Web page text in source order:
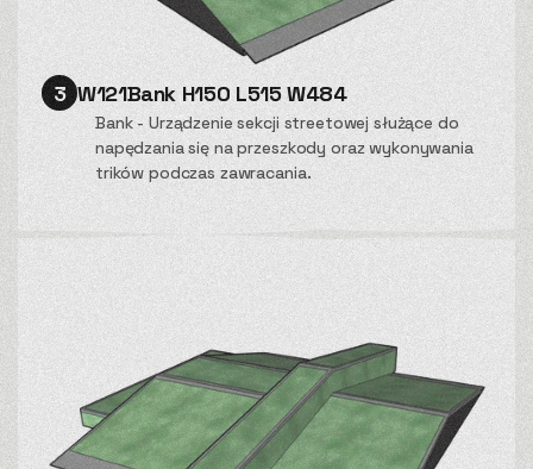
3 W121Bank H150 L515 W484
Bank - Urządzenie sekcji streetowej służące do
napędzania się na przeszkody oraz wykonywania
trików podczas zawracania.